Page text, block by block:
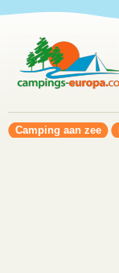
Camping aan zee